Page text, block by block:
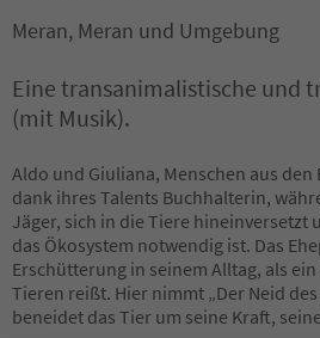
Meran, Meran und Umgebung
Eine transanimalistische und
(mit Musik).
Aldo und Giuliana, Menschen aus
dank ihres Talents Buchhalterin,
Jäger, sich in die Tiere hineinversetzt
das Ökosystem notwendig ist. Das
Erschütterung in seinem Alltag, als
Tieren reißt. Hier nimmt „Der Neid
beneidet das Tier um seine Kraft, seine